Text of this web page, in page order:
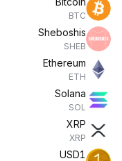
BTC
Sheboshis
SHEB
Ethereum
ETH
Solana
SOL
XRP
XRP
USD1